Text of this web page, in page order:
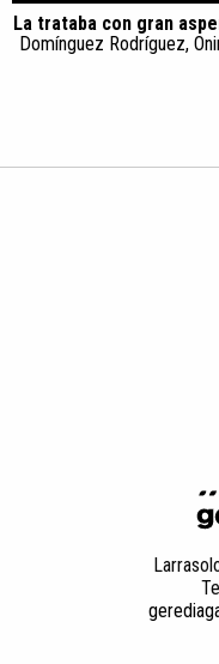
La trataba con gran
Domínguez Rodríguez,